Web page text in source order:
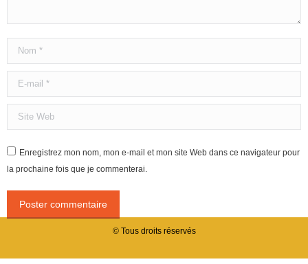
Nom *
E-mail *
Site Web
Enregistrez mon nom, mon e-mail et mon site Web dans ce navigateur pour
la prochaine fois que je commenterai.
Poster commentaire
© Tous droits réservés